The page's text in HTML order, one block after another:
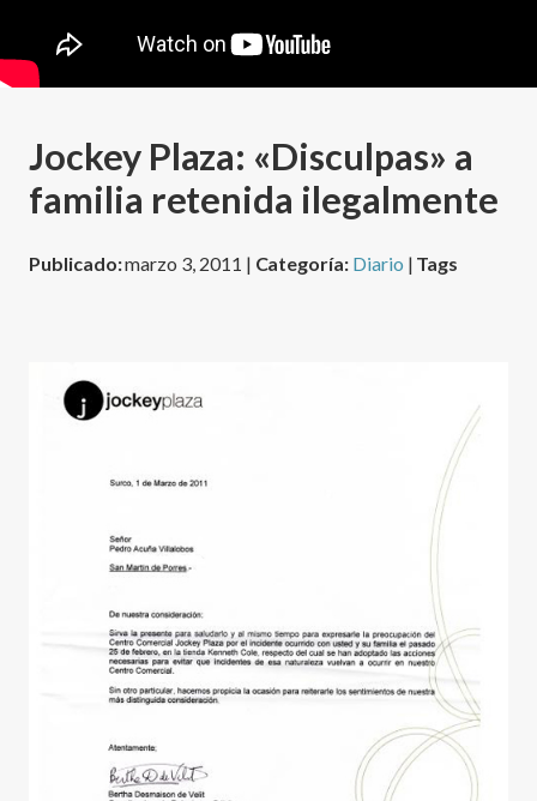
Jockey Plaza: «Disculpas» a
familia retenida ilegalmente
Publicado:marzo 3, 2011 | Categoría: Diario | Tags